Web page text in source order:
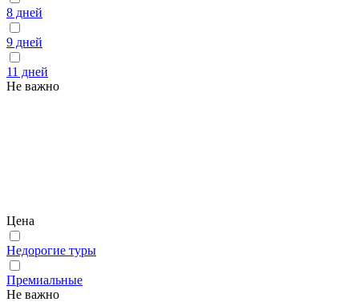
8 дней
9 дней
11 дней
Не важно
Цена
Недорогие туры
Премиальные
Не важно